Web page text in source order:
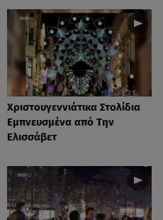
Xριστουγεννιάτικα Στολίδια
Εμπνευσμένα από Την
Ελισσάβετ